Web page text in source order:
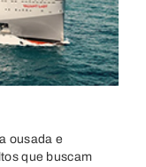
ousada e
que buscam